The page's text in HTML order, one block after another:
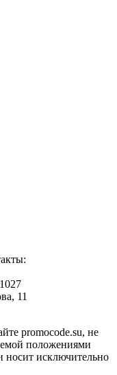
11
promocode.su, не
положениями
носит исключительно